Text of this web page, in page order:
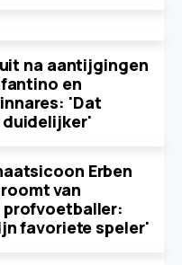
na aantijgingen
en
'Dat
Erben
van
favoriete speler'